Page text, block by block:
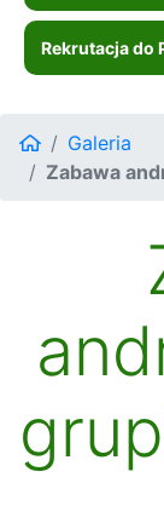
Rekrutacja do
Galeria
Zabawa